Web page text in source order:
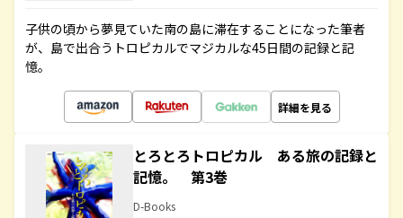
子供の頃から夢見ていた南の島に滞在することになった筆者
が、島で出合うトロピカルでマジカルな45日間の記録と記
憶。
詳細を見る
とろとろトロピカル ある旅の記録と
記憶。 第3巻
D-Books